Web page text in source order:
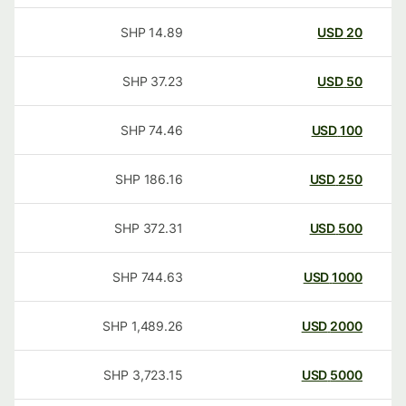
20
USD
14.89
SHP
50
USD
37.23
SHP
100
USD
74.46
SHP
250
USD
186.16
SHP
500
USD
372.31
SHP
1000
USD
744.63
SHP
2000
USD
1,489.26
SHP
5000
USD
3,723.15
SHP